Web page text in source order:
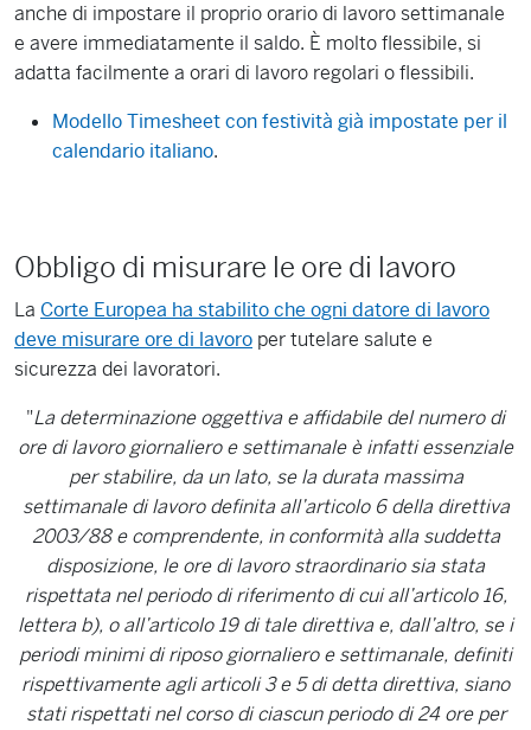
anche di impostare il proprio orario di lavoro settimanale
e avere immediatamente il saldo. È molto flessibile, si
adatta facilmente a orari di lavoro regolari o flessibili.
Modello Timesheet con festività già impostate per il
calendario italiano.
Obbligo di misurare le ore di lavoro
La Corte Europea ha stabilito che ogni datore di lavoro
deve misurare ore di lavoro per tutelare salute e
sicurezza dei lavoratori.
"La determinazione oggettiva e affidabile del numero di
ore di lavoro giornaliero e settimanale è infatti essenziale
per stabilire, da un lato, se la durata massima
settimanale di lavoro definita all’articolo 6 della direttiva
2003/88 e comprendente, in conformità alla suddetta
disposizione, le ore di lavoro straordinario sia stata
rispettata nel periodo di riferimento di cui all’articolo 16,
lettera b), o all’articolo 19 di tale direttiva e, dall’altro, se i
periodi minimi di riposo giornaliero e settimanale, definiti
rispettivamente agli articoli 3 e 5 di detta direttiva, siano
stati rispettati nel corso di ciascun periodo di 24 ore per